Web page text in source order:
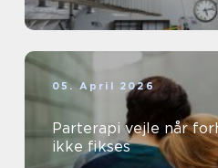
05. April 2026
Parterapi vejle når forholdet skal styrkes,
ikke fikses